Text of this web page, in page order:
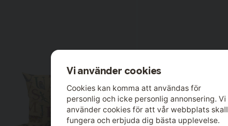
Vi använder cookies
Cookies kan komma att användas för
personlig och icke personlig annonsering. Vi
använder cookies för att vår webbplats skall
fungera och erbjuda dig bästa upplevelse.